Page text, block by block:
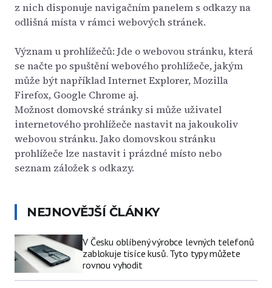
z nich disponuje navigačním panelem s odkazy na
odlišná místa v rámci webových stránek.
Význam u prohlížečů: Jde o webovou stránku, která
se načte po spuštění webového prohlížeče, jakým
může být například Internet Explorer, Mozilla
Firefox, Google Chrome aj.
Možnost domovské stránky si může uživatel
internetového prohlížeče nastavit na jakoukoliv
webovou stránku. Jako domovskou stránku
prohlížeče lze nastavit i prázdné místo nebo
seznam záložek s odkazy.
NEJNOVĚJŠÍ ČLÁNKY
V Česku oblíbený výrobce levných telefonů
zablokuje tisíce kusů. Tyto typy můžete
rovnou vyhodit